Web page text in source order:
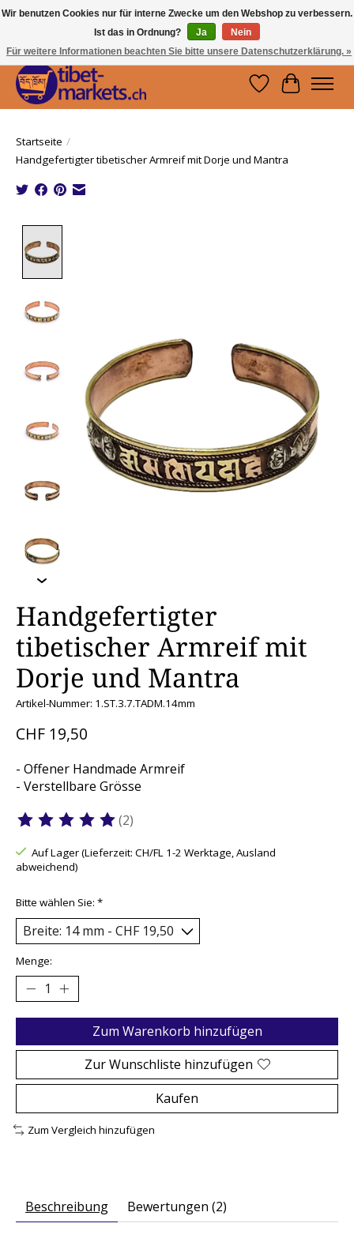
Handwerkskunst vom Dach der Welt.
Holen Sie sich ein Stück Tibet.
Wunschzettel
Ihr
Startseite /
Handgefertigter tibetischer Armreif mit Dorje und Mantra
Handgefertigter
tibetischer Armreif mit
Dorje und Mantra
Artikel-Nummer: 1.ST.3.7.TADM.14mm
CHF 19,50
- Offener Handmade Armreif
- Verstellbare Grösse
Die Bewertung dieses Produkts ist
(2)
Auf Lager (Lieferzeit: CH/FL 1-2 Werktage, Ausland
abweichend)
Bitte wählen Sie: *
Menge:
Zum Warenkorb hinzufügen
Zur Wunschliste hinzufügen
Kaufen
Zum Vergleich hinzufügen
Beschreibung Bewertungen (2)
Wir benutzen Cookies nur für interne Zwecke um den Webshop zu verbessern.
Ist das in Ordnung?
Ja
Nein
Für weitere Informationen beachten Sie bitte unsere Datenschutzerklärung. »